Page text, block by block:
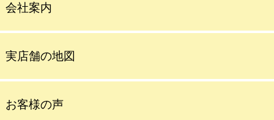
会社案内
実店舗の地図
お客様の声